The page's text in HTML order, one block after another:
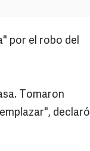
por el robo del
Tomaron
declaró